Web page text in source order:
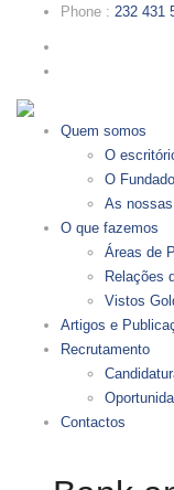
Phone : 232 431
Quem somos
O
O
As
O que fazemos
Áreas de
Relações
Vistos
Artigos e
Recrutamento
Contactos